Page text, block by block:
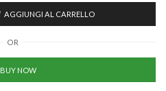
AGGIUNGI AL CARRELLO
OR
BUY NOW